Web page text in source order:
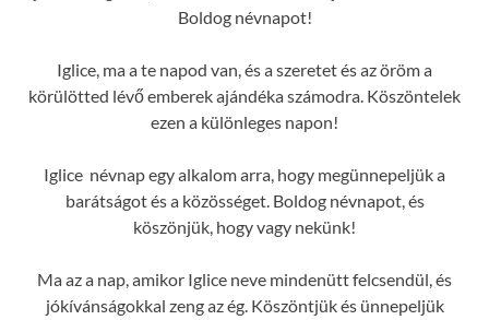
Boldog névnapot!
Iglice, ma a te napod van, és a szeretet és az öröm a
körülötted lévő emberek ajándéka számodra. Köszöntelek
ezen a különleges napon!
Iglice névnap egy alkalom arra, hogy megünnepeljük a
barátságot és a közösséget. Boldog névnapot, és
köszönjük, hogy vagy nekünk!
Ma az a nap, amikor Iglice neve mindenütt felcsendül, és
jókívánságokkal zeng az ég. Köszöntjük és ünnepeljük